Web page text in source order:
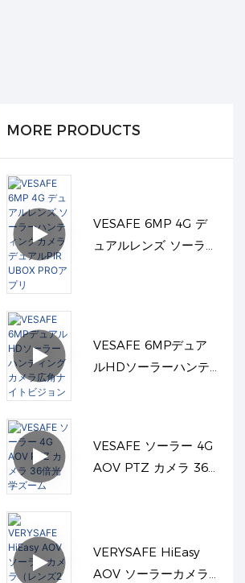
MORE PRODUCTS
VESAFE 6MP 4G デ
ュアルレンズ ソーラ
VESAFE 6MPデュア
ルHDソーラーハンテ
VESAFE ソーラー 4G
AOV PTZ カメラ 36
VERYSAFE HiEasy
AOV ソーラーカメラ